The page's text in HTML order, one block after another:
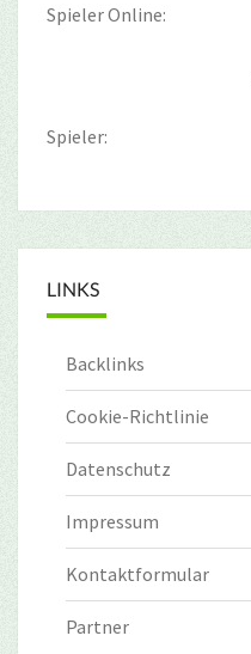
Spieler Online:
Spieler:
LINKS
Backlinks
Cookie-Richtlinie
Datenschutz
Impressum
Kontaktformular
Partner